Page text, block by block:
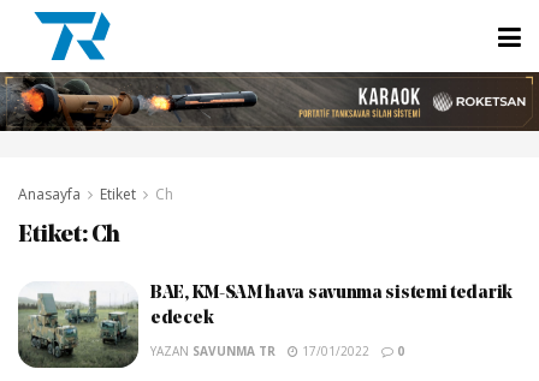
Anasayfa Etiket Ch
Etiket: Ch
BAE, KM-SAM hava savunma sistemi tedarik
edecek
YAZAN SAVUNMA TR 17/01/2022 0